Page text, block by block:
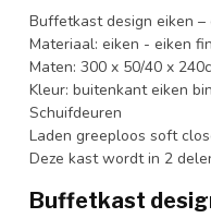
Buffetkast design eiken –
Materiaal: eiken - eiken
Maten: 300 x 50/40 x
Kleur: buitenkant eiken
Schuifdeuren
Laden greeploos soft
Deze kast wordt in 2
Buffetkast